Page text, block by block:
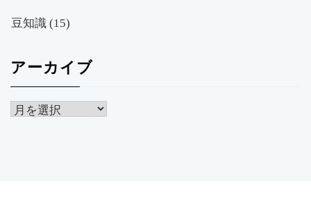
豆知識 (15)
アーカイブ
ア